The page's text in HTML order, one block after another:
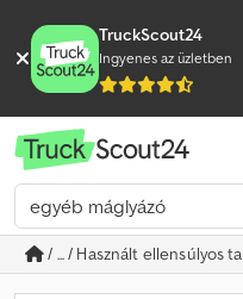
TruckScout24
Ingyenes az üzletben
/ ... / Használt ellensúlyos